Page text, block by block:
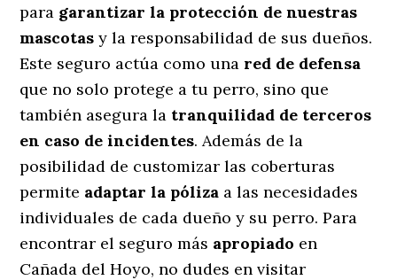
para garantizar la protección de nuestras
mascotas y la responsabilidad de sus dueños.
Este seguro actúa como una red de defensa
que no solo protege a tu perro, sino que
también asegura la tranquilidad de terceros
en caso de incidentes. Además de la
posibilidad de customizar las coberturas
permite adaptar la póliza a las necesidades
individuales de cada dueño y su perro. Para
encontrar el seguro más apropiado en
Cañada del Hoyo, no dudes en visitar